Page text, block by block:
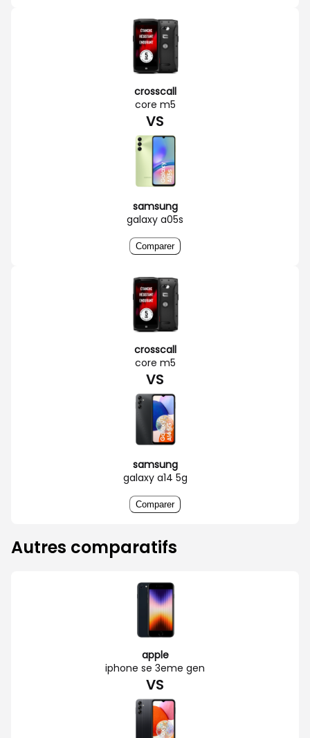
crosscall
core m5
VS
samsung
galaxy a05s
Comparer
crosscall
core m5
VS
samsung
galaxy a14 5g
Comparer
Autres comparatifs
apple
iphone se 3eme gen
VS